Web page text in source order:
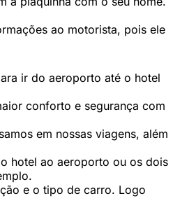
ao motorista, pois ele
ir do aeroporto até o hotel
conforto e segurança com
em nossas viagens, além
hotel ao aeroporto ou os dois
e o tipo de carro. Logo